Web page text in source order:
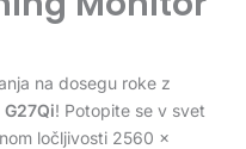
na dosegu roke z
! Potopite se v svet
ločljivosti 2560 x